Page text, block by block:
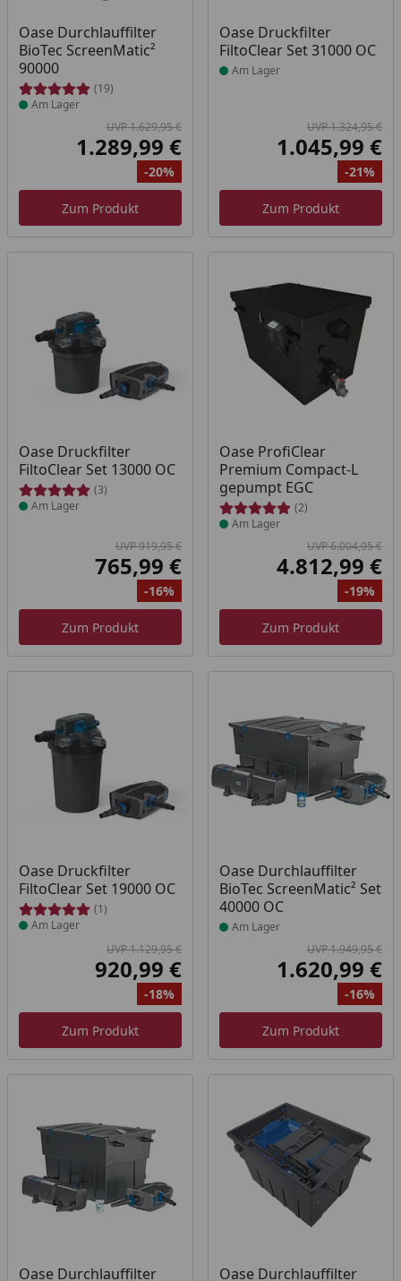
Oase Durchlauffilter
BioTec ScreenMatic²
90000
(19)
Produkt am Lager
Am Lager
Ursprünglicher Preis
UVP 1.629,95 €
Aktueller Preis
1.289,99 €
Rabatt
-20%
Zum Produkt
Oase Druckfilter
FiltoClear Set 31000 OC
Produkt am Lager
Am Lager
UVP 1.324,95 €
1.045,99 €
-21%
Zum Produkt
Oase Druckfilter
FiltoClear Set 13000 OC
(3)
Produkt am Lager
Am Lager
Ursprünglicher Preis
UVP 919,95 €
Aktueller Preis
765,99 €
Rabatt
-16%
Zum Produkt
Oase ProfiClear
Premium Compact-L
gepumpt EGC
(2)
Produkt am Lager
Am Lager
UVP 6.004,95 €
4.812,99 €
-19%
Zum Produkt
Oase Druckfilter
FiltoClear Set 19000 OC
(1)
Produkt am Lager
Am Lager
Ursprünglicher Preis
UVP 1.129,95 €
Aktueller Preis
920,99 €
Rabatt
-18%
Zum Produkt
Oase Durchlauffilter
BioTec ScreenMatic² Set
40000 OC
Produkt am Lager
Am Lager
UVP 1.949,95 €
1.620,99 €
-16%
Zum Produkt
Oase Durchlauffilter
Oase Durchlauffilter
Produkt am Lager